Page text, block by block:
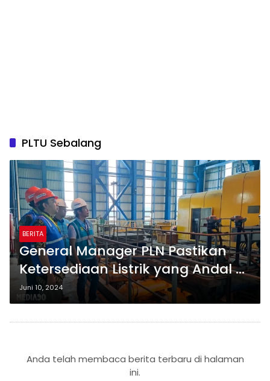
PLTU Sebalang
BERITA
General Manager PLN Pastikan
Ketersediaan Listrik yang Andal di
Lampung Setelah Gangguan
Sutet: Kunjungi PLTU Tarahan dan
Sebalang
Juni 10, 2024
Anda telah membaca berita terbaru di halaman
ini.